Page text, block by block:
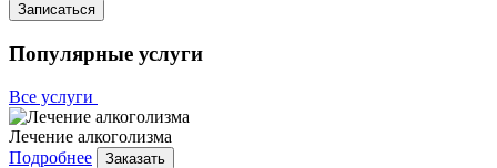
Записаться
Популярные услуги
Все услуги
Лечение алкоголизма
Подробнее
Заказать